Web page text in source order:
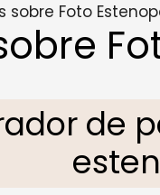
sobre Foto
de